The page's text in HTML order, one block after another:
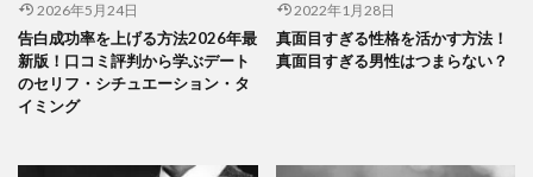
2026年5月24日
告白成功率を上げる方法2026年最
新版！口コミ評判から学ぶデート
のセリフ・シチュエーション・タ
イミング
2022年1月28日
真面目すぎる性格を活かす方法！
真面目すぎる男性はつまらない？